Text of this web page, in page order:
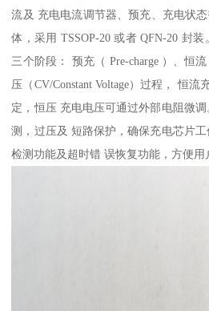
流及 充电电流调节器、预充、充电状
体，采用 TSSOP-20 或者 QFN-20 封
三个阶段： 预充（ Pre-charge ）、恒流
压（CV/Constant Voltage）过程， 恒
定，恒压 充电电压可通过外部电阻微
测，过压及 短路保护，确保充电芯片
检测功能及超时错 误恢复功能，方便用